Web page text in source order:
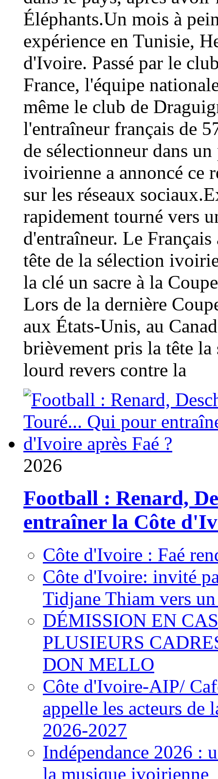
Éléphants.Un mois à
expérience en Tunisie,
d'Ivoire. Passé par le
France, l'équipe
même le club de
l'entraîneur français de
de sélectionneur dans
ivoirienne a annoncé ce
sur les réseaux
rapidement tourné vers
d'entraîneur. Le
tête de la sélection
la clé un sacre à la
Lors de la dernière
aux États-Unis, au
brièvement pris la tête
lourd revers contre la
2026
Football : Renard,
entraîner la Côte
Côte d'Ivoire : Faé
Côte d'Ivoire: invité
Tidjane Thiam vers
DÉMISSION EN
PLUSIEURS
DON MELLO
Côte d'Ivoire-AIP/
appelle les acteurs de
2026-2027
Indépendance 2026 :
la musique ivoirienne